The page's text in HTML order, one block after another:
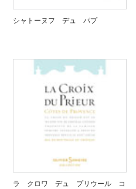
シャトーヌフ デュ パプ
ラ クロワ デュ プリウール コ